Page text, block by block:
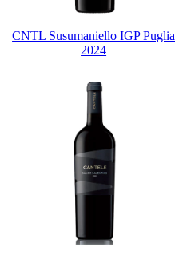
CNTL Susumaniello IGP Puglia
2024